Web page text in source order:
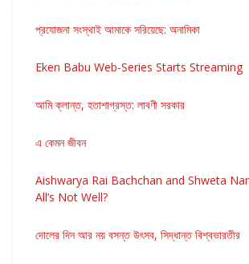
প্রযোজনা সংস্থাই আমাকে সরিয়েছে: অনামিকা
Eken Babu Web-Series Starts Streaming
আমি ক্লান্ত, হতাশাগ্রস্ত: লাবণী সরকার
এ কেমন জীবন
Aishwarya Rai Bachchan and Shweta
All’s Not Well?
দোলের দিন আর নয় বসন্ত উৎসব, সিদ্ধান্ত বিশ্বভারতীর